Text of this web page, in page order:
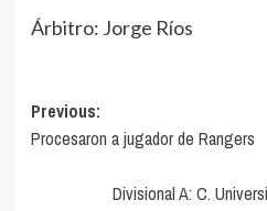
Árbitro: Jorge Ríos
Navegación
de
entradas
Previous:
Procesaron a jugador de Rangers
Divisional A: C.